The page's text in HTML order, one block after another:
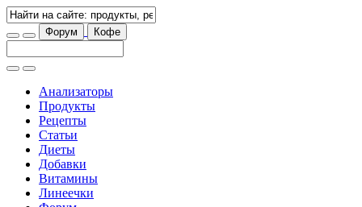
Форум Кофе
Анализаторы
Продукты
Рецепты
Статьи
Диеты
Добавки
Витамины
Линеечки